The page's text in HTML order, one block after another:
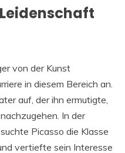
von der Kunst
in diesem Bereich an.
auf, der ihn ermutigte,
In der
Picasso die Klasse
vertiefte sein Interesse